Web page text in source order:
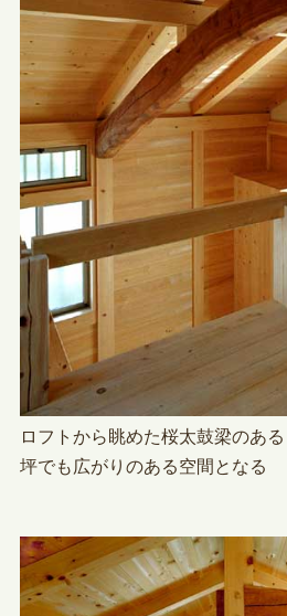
ロフトから眺めた桜太鼓梁のあ
坪でも広がりのある空間となる